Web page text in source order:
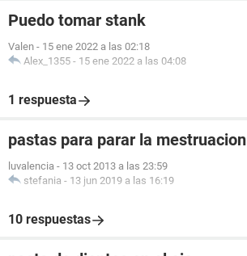
Puedo tomar stank
Valen - 15 ene 2022 a las 02:18
Alex_1355 - 15 ene 2022 a las 04:08
1 respuesta
pastas para parar la mestruacion
luvalencia - 13 oct 2013 a las 23:59
stefania - 13 jun 2019 a las 16:19
10 respuestas